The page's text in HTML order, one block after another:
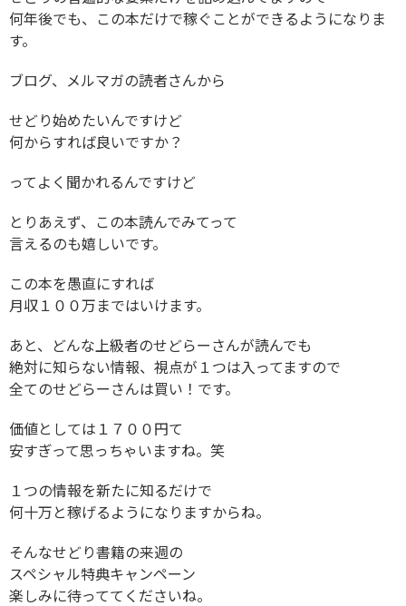
何年後でも、この本だけで稼ぐことができるようになりま
す。
ブログ、メルマガの読者さんから
せどり始めたいんですけど
何からすれば良いですか？
ってよく聞かれるんですけど
とりあえず、この本読んでみてって
言えるのも嬉しいです。
この本を愚直にすれば
月収１００万まではいけます。
あと、どんな上級者のせどらーさんが読んでも
絶対に知らない情報、視点が１つは入ってますので
全てのせどらーさんは買い！です。
価値としては１７００円て
安すぎって思っちゃいますね。笑
１つの情報を新たに知るだけで
何十万と稼げるようになりますからね。
そんなせどり書籍の来週の
スペシャル特典キャンペーン
楽しみに待っててくださいね。